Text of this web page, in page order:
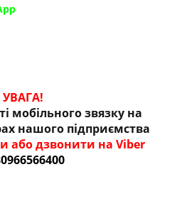
УВАГА!
мобільного звязку на
нашого підприємства
або дзвонити на Viber